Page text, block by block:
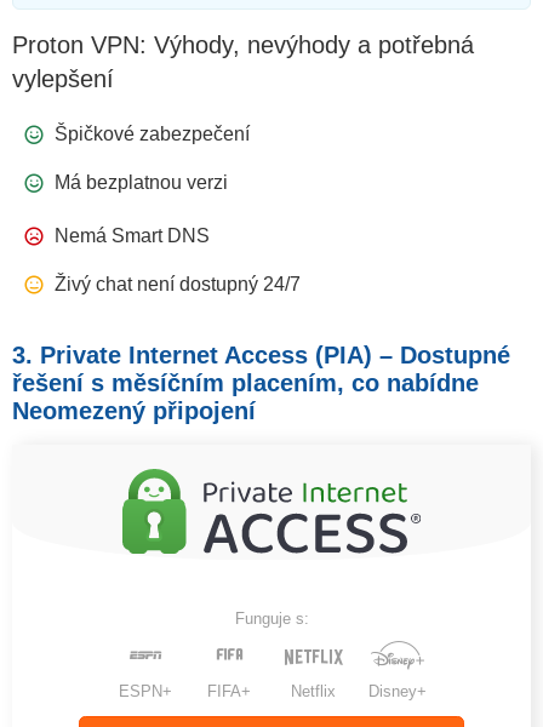
Proton VPN: Výhody, nevýhody a potřebná
vylepšení
Špičkové zabezpečení
Má bezplatnou verzi
Nemá Smart DNS
Živý chat není dostupný 24/7
3. Private Internet Access (PIA) – Dostupné
řešení s měsíčním placením, co nabídne
Neomezený připojení
Funguje s:
ESPN+ FIFA+ Netflix Disney+